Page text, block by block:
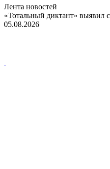
Лента новостей
«Тотальный диктант» выявил
05.08.2026